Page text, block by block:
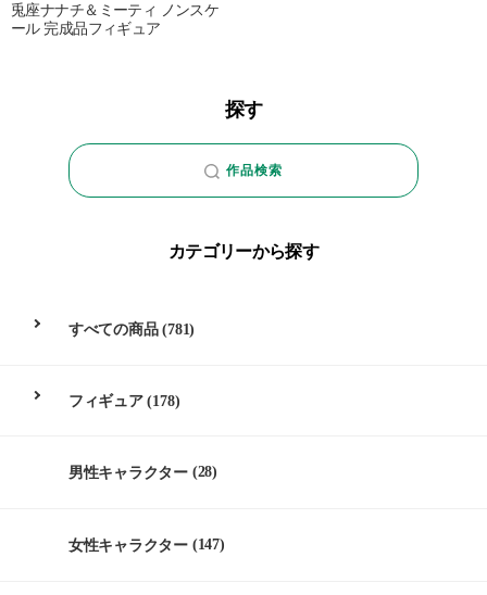
兎座ナナチ＆ミーティ ノンスケ
ール 完成品フィギュア
探す
作品検索
カテゴリーから探す
すべての商品(781)
フィギュア(178)
男性キャラクター (28)
女性キャラクター (147)